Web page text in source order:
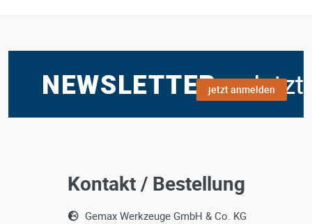
jetzt anmelden
Kontakt / Bestellung
Gemax Werkzeuge GmbH & Co. KG